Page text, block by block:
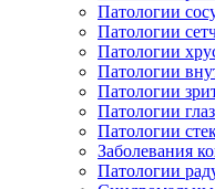
Патологии
Патологии
Патологии
Патологии
Патологии
Патологии
Патологии
Заболевания
Патологии